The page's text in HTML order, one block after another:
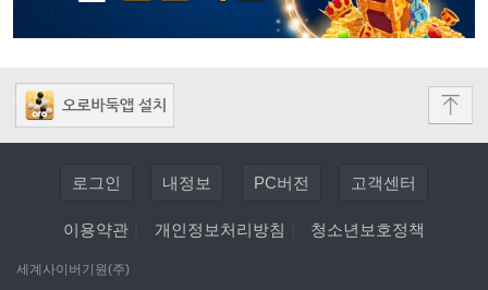
로그인 내정보 PC버전 고객센터
이용약관 개인정보처리방침 청소년보호정책
세계사이버기원(주)